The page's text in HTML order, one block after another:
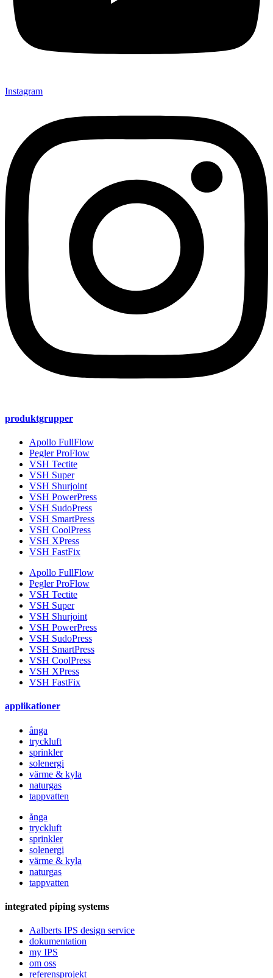
Instagram
produktgrupper
Apollo FullFlow
Pegler ProFlow
VSH Tectite
VSH Super
VSH Shurjoint
VSH PowerPress
VSH SudoPress
VSH SmartPress
VSH CoolPress
VSH XPress
VSH FastFix
Apollo FullFlow
Pegler ProFlow
VSH Tectite
VSH Super
VSH Shurjoint
VSH PowerPress
VSH SudoPress
VSH SmartPress
VSH CoolPress
VSH XPress
VSH FastFix
applikationer
ånga
tryckluft
sprinkler
solenergi
värme & kyla
naturgas
tappvatten
ånga
tryckluft
sprinkler
solenergi
värme & kyla
naturgas
tappvatten
integrated piping systems
Aalberts IPS design service
dokumentation
my IPS
om oss
referensprojekt